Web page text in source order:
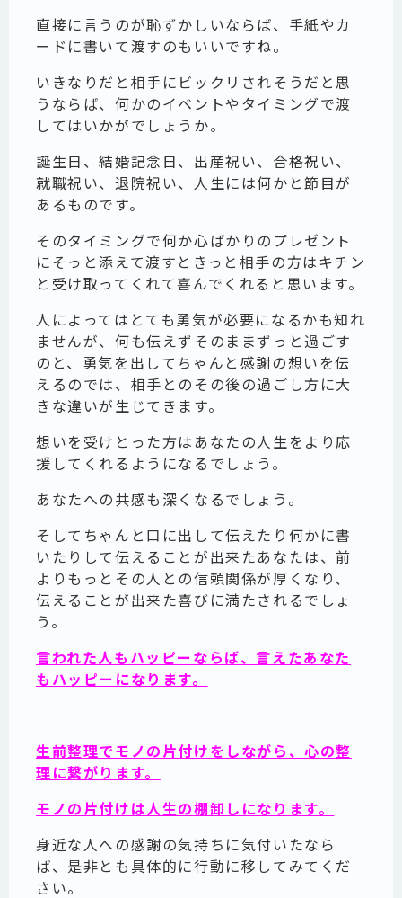
直接に言うのが恥ずかしいならば、手紙やカ
ードに書いて渡すのもいいですね。
いきなりだと相手にビックリされそうだと思
うならば、何かのイベントやタイミングで渡
してはいかがでしょうか。
誕生日、結婚記念日、出産祝い、合格祝い、
就職祝い、退院祝い、人生には何かと節目が
あるものです。
そのタイミングで何か心ばかりのプレゼント
にそっと添えて渡すときっと相手の方はキチン
と受け取ってくれて喜んでくれると思います。
人によってはとても勇気が必要になるかも知れ
ませんが、何も伝えずそのままずっと過ごす
のと、勇気を出してちゃんと感謝の想いを伝
えるのでは、相手とのその後の過ごし方に大
きな違いが生じてきます。
想いを受けとった方はあなたの人生をより応
援してくれるようになるでしょう。
あなたへの共感も深くなるでしょう。
そしてちゃんと口に出して伝えたり何かに書
いたりして伝えることが出来たあなたは、前
よりもっとその人との信頼関係が厚くなり、
伝えることが出来た喜びに満たされるでしょ
う。
言われた人もハッピーならば、言えたあなた
もハッピーになります。
生前整理でモノの片付けをしながら、心の整
理に繋がります。
モノの片付けは人生の棚卸しになります。
身近な人への感謝の気持ちに気付いたなら
ば、是非とも具体的に行動に移してみてくだ
さい。